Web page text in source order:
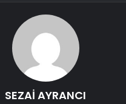
SEZAİ AYRANCI